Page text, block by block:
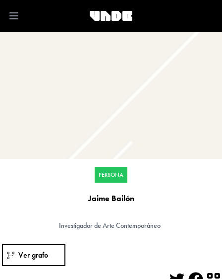
Open main menu
PERSONA
Jaime Bailón
Investigador de Arte Contemporáneo
Ver grafo